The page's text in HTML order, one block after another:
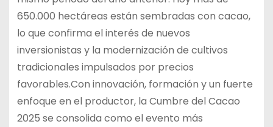
650.000 hectáreas están sembradas con cacao,
lo que confirma el interés de nuevos
inversionistas y la modernización de cultivos
tradicionales impulsados por precios
favorables.Con innovación, formación y un fuerte
enfoque en el productor, la Cumbre del Cacao
2025 se consolida como el evento más